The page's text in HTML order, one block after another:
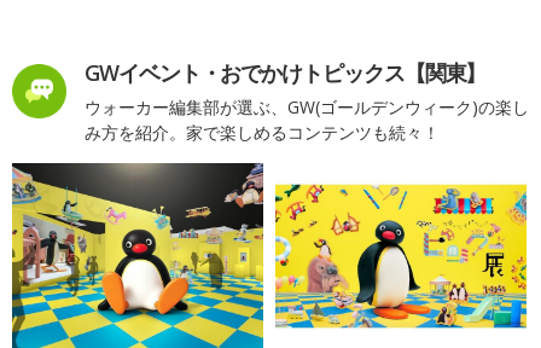
GWイベント・おでかけトピックス【関東】
ウォーカー編集部が選ぶ、GW(ゴールデンウィーク)の楽し
み方を紹介。家で楽しめるコンテンツも続々！